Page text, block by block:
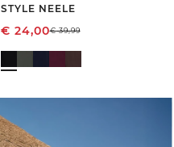
STYLE NEELE
€ 24,00€39,99